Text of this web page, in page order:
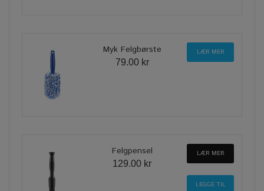
Myk Felgbørste
79.00 kr
LÆR MER
Felgpensel
129.00 kr
LÆR MER